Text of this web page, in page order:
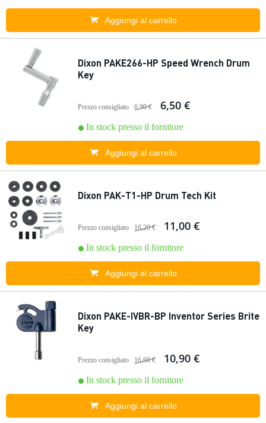
Aggiungi al carrello
Dixon PAKE266-HP Speed Wrench Drum
Key
Prezzo consigliato 6,90 € 6,50 €
In stock presso il fornitore
Aggiungi al carrello
Dixon PAK-T1-HP Drum Tech Kit
Prezzo consigliato 16,20 € 11,00 €
In stock presso il fornitore
Aggiungi al carrello
Dixon PAKE-IVBR-BP Inventor Series Brite
Key
Prezzo consigliato 16,60 € 10,90 €
In stock presso il fornitore
Aggiungi al carrello